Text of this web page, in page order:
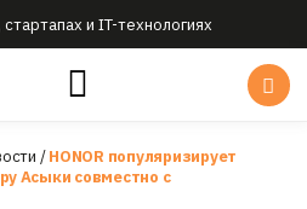
и IT-технологиях
/HONOR популяризирует
Асыки совместно с